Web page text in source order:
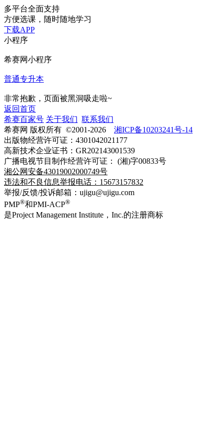
多平台全面支持
方便选课，随时随地学习
下载APP
小程序
希赛网小程序
普通专升本
非常抱歉，页面被黑洞吸走啦~
返回首页
希赛百家号 关于我们 联系我们
希赛网 版权所有 ©2001-2026 湘ICP备10203241号-14
出版物经营许可证：4301042021177
高新技术企业证书：GR202143001539
广播电视节目制作经营许可证： (湘)字00833号
湘公网安备43019002000749号
违法和不良信息举报电话：15673157832
举报/反馈/投诉邮箱：ujigu@ujigu.com
PMP®和PMI-ACP®
是Project Management Institute，Inc.的注册商标